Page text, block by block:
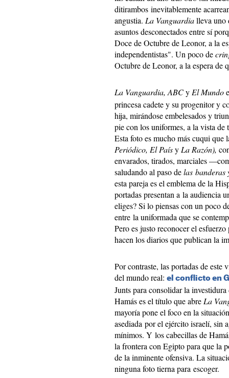
ditirambos inevitablemente
angustia. La Vanguardialleva uno
asuntos desconectados entre sí
Doce de Octubre de Leonor, a la
independentistas". Un poco de
Octubre de Leonor, a la espera
La Vanguardia, ABCy El Mundo
princesa cadete y su progenitor y
hija, mirándose embelesados y
pie con los uniformes, a la vista
Esta foto es mucho más cuqui
Periódico, El Paísy La Razón),
envarados, tirados, marciales
saludando al paso delas banderas
esta pareja es el emblema de la
portadas presentan a la audiencia
eliges? Si lo piensas con un poco
entre la uniformada que se
Pero es justo reconocer el
hacen los diarios que publican la
Por contraste, las portadas de
del mundo real: el conflicto en
Junts para consolidar la
Hamás es el título que abre La
mayoría pone el foco en la
asediada por el ejército israelí, sin
mínimos. Y los cabecillas de
la frontera con Egipto para que la
de la inminente ofensiva. La
ninguna foto tierna para escoger.